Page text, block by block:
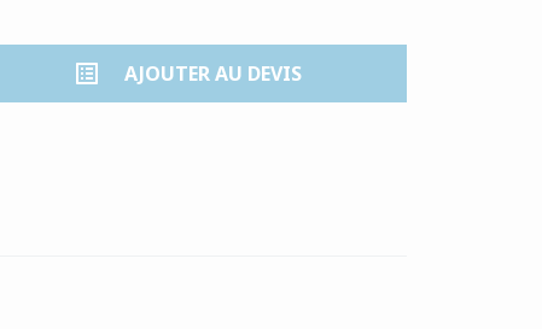
list_alt AJOUTER AU DEVIS